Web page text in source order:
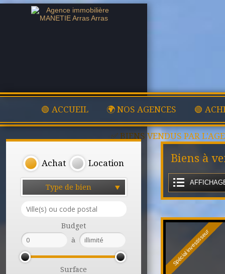
🟢 ACCUEIL 🌍 NOS AGENCES 🟢
✅ BIENS VENDUS PAR
Achat Location
Type de bien
Budget
à
Surface
Biens à
Spécial investisseur